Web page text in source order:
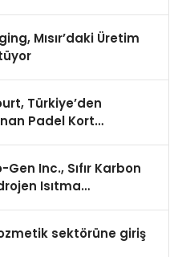
Mısır’daki Üretim
Türkiye’den
Padel Kort
Inc., Sıfır Karbon
Isıtma
sektörüne giriş